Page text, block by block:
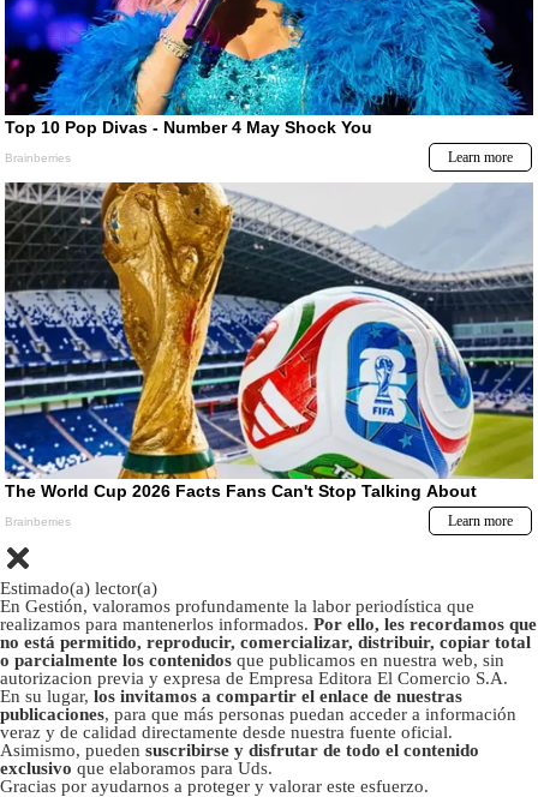
Estimado(a) lector(a)
En Gestión, valoramos profundamente la labor periodística que
realizamos para mantenerlos informados. Por ello, les recordamos que
no está permitido, reproducir, comercializar, distribuir, copiar total
o parcialmente los contenidos que publicamos en nuestra web, sin
autorizacion previa y expresa de Empresa Editora El Comercio S.A.
En su lugar, los invitamos a compartir el enlace de nuestras
publicaciones, para que más personas puedan acceder a información
veraz y de calidad directamente desde nuestra fuente oficial.
Asimismo, pueden suscribirse y disfrutar de todo el contenido
exclusivo que elaboramos para Uds.
Gracias por ayudarnos a proteger y valorar este esfuerzo.